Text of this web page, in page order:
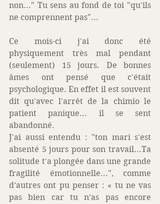
non..." Tu sens au fond de toi "qu'ils
ne comprennent pas"...
Ce mois-ci j'ai donc été
physiquement très mal pendant
(seulement) 15 jours. De bonnes
âmes ont pensé que c'était
psychologique. En effet il est souvent
dit qu'avec l'arrêt de la chimio le
patient panique... il se sent
abandonné.
J'ai aussi entendu : "ton mari s'est
absenté 5 jours pour son travail...Ta
solitude t'a plongée dans une grande
fragilité émotionnelle...", comme
d’autres ont pu penser : « tu ne vas
pas bien car tu n’as pas encore